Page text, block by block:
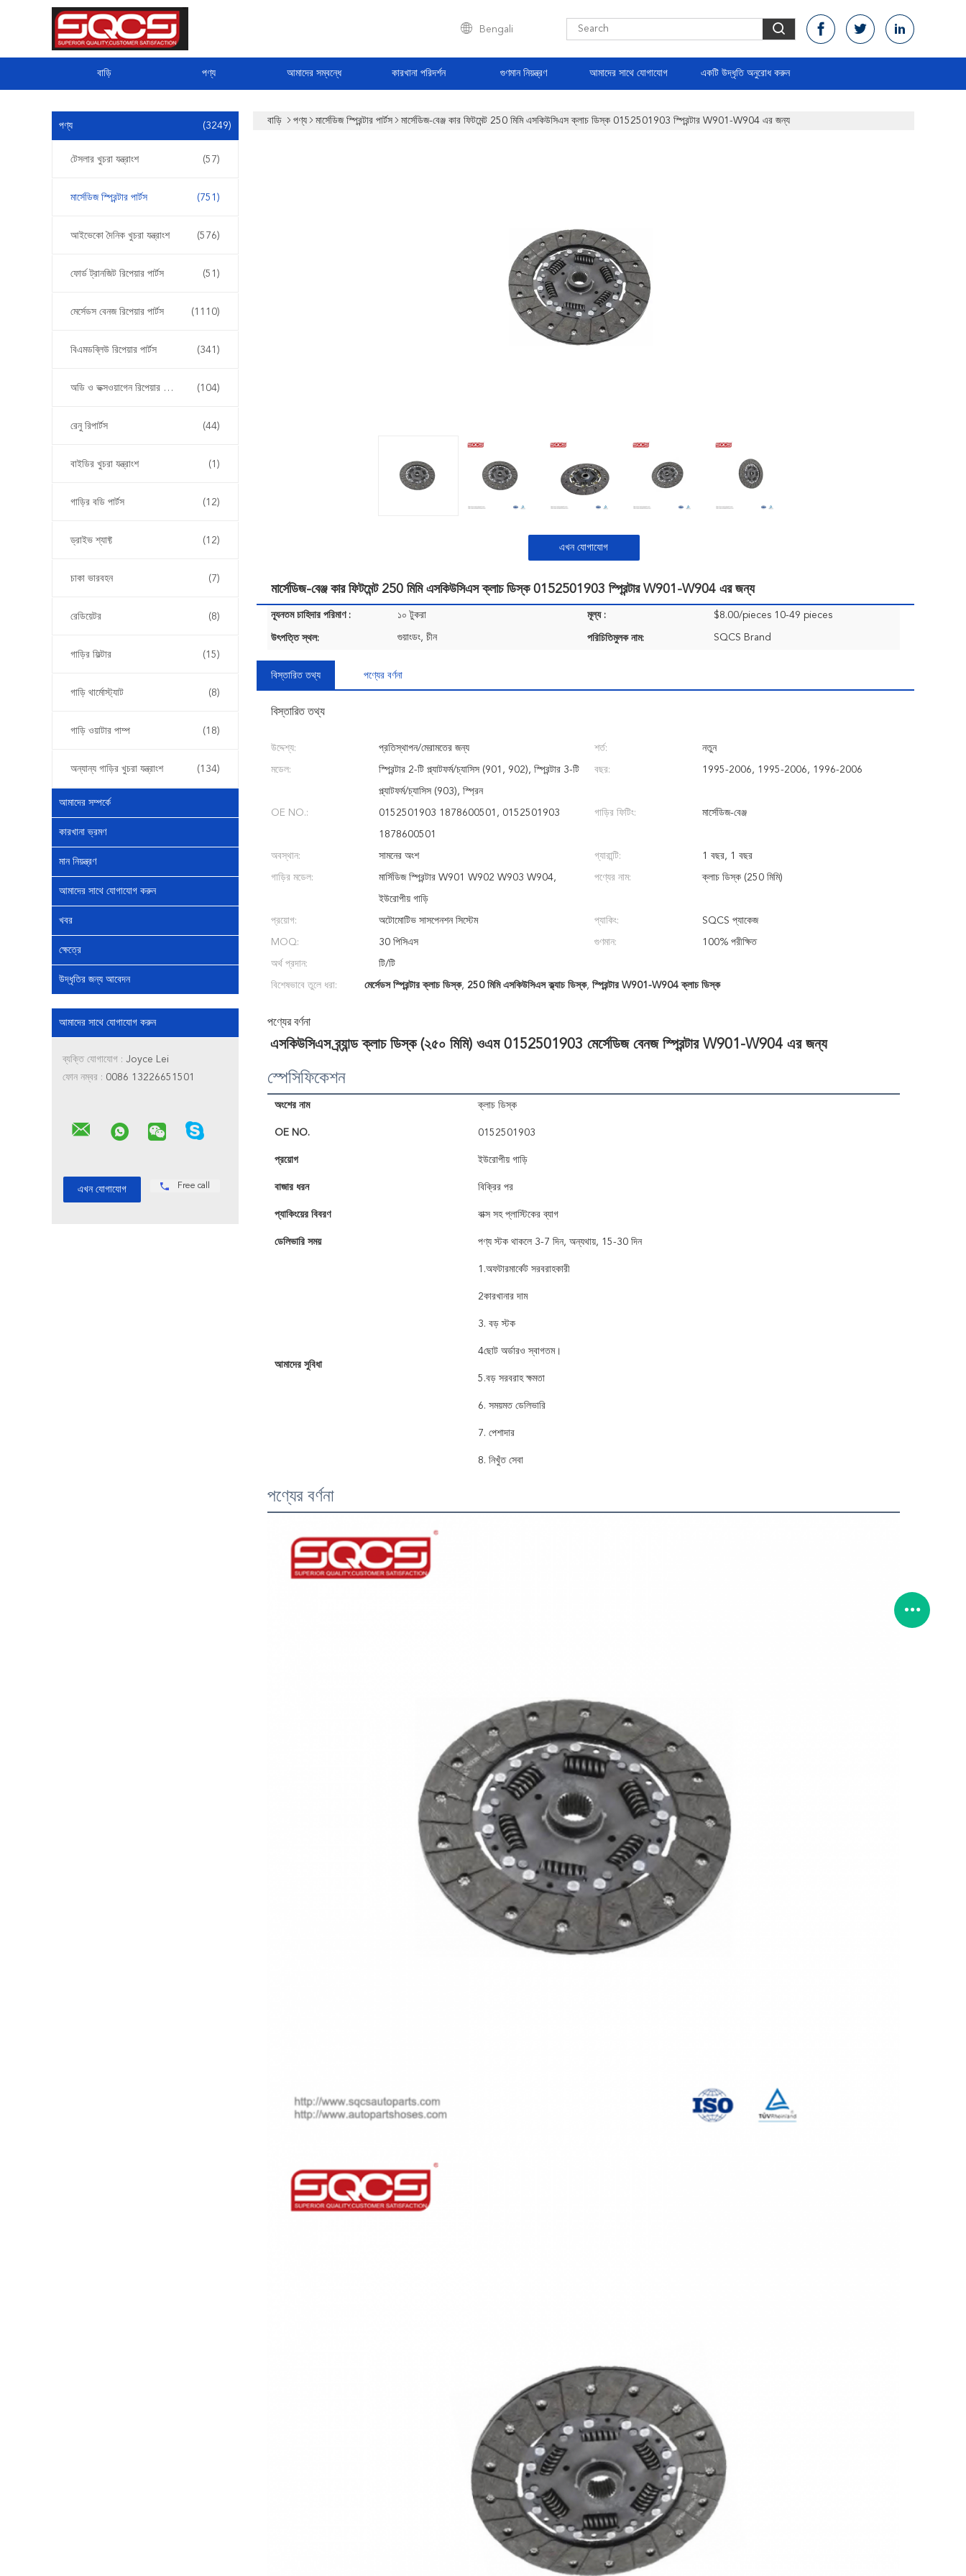
Bengali
বাড়ি পণ্য আমাদের সম্বন্ধে কারখানা পরিদর্শন গুণমান নিয়ন্ত্রণ আমাদের সাথে যোগাযোগ একটি উদ্ধৃতি অনুরোধ করুন
পণ্য (3249)
টেসলার খুচরা যন্ত্রাংশ (57)
মার্সেডিজ স্প্রিন্টার পার্টস (751)
আইভেকো দৈনিক খুচরা যন্ত্রাংশ (576)
ফোর্ড ট্রানজিট রিপেয়ার পার্টস (51)
মের্সেডস বেনজ রিপেয়ার পার্টস (1110)
বিএমডব্লিউ রিপেয়ার পার্টস (341)
অডি ও ভক্সওয়াগেন রিপেয়ার পার্টস (104)
রেনু রিপার্টস (44)
বাইডির খুচরা যন্ত্রাংশ (1)
গাড়ির বডি পার্টস (12)
ড্রাইভ শ্যাফ্ট (12)
চাকা ভারবহন (7)
রেডিয়েটর (8)
গাড়ির ফিল্টার (15)
গাড়ি থার্মোস্ট্যাট (8)
গাড়ি ওয়াটার পাম্প (18)
অন্যান্য গাড়ির খুচরা যন্ত্রাংশ (134)
আমাদের সম্পর্কে
কারখানা ভ্রমণ
মান নিয়ন্ত্রণ
আমাদের সাথে যোগাযোগ করুন
খবর
ক্ষেত্রে
উদ্ধৃতির জন্য আবেদন
আমাদের সাথে যোগাযোগ করুন
ব্যক্তি যোগাযোগ : Joyce Lei
ফোন নম্বর : 0086 13226651501
Free call
বাড়ি পণ্য মার্সেডিজ স্প্রিন্টার পার্টস মার্সেডিজ-বেঞ্জ কার ফিটমেন্ট 250 মিমি এসকিউসিএস ক্লাচ ডিস্ক 0152501903 স্প্রিন্টার W901-W904 এর জন্য
এখন যোগাযোগ
মার্সেডিজ-বেঞ্জ কার ফিটমেন্ট 250 মিমি এসকিউসিএস ক্লাচ ডিস্ক 0152501903 স্প্রিন্টার W901-W904 এর জন্য
ন্যূনতম চাহিদার পরিমাণ : ১০ টুকরা মূল্য : $8.00/pieces 10-49 pieces
উৎপত্তি স্থল: গুয়াংডং, চীন পরিচিতিমুলক নাম: SQCS Brand
বিস্তারিত তথ্য পণ্যের বর্ণনা
বিস্তারিত তথ্য
উদ্দেশ্য: প্রতিস্থাপন/মেরামতের জন্য শর্ত: নতুন
মডেল: স্প্রিন্টার 2-টি প্ল্যাটফর্ম/চ্যাসিস (901, 902), স্প্রিন্টার 3-টি
প্ল্যাটফর্ম/চ্যাসিস (903), স্প্রিন
বছর: 1995-2006, 1995-2006, 1996-2006
OE NO.: 0152501903 1878600501, 0152501903
1878600501
গাড়ির ফিটিং: মার্সেডিজ-বেঞ্জ
অবস্থান: সামনের অংশ গ্যারান্টি: 1 বছর, 1 বছর
গাড়ির মডেল: মার্সিডিজ স্প্রিন্টার W901 W902 W903 W904,
ইউরোপীয় গাড়ি
পণ্যের নাম: ক্লাচ ডিস্ক (250 মিমি)
প্রয়োগ: অটোমোটিভ সাসপেনশন সিস্টেম প্যাকিং: SQCS প্যাকেজ
MOQ: 30 পিসিএস গুণমান: 100% পরীক্ষিত
অর্থ প্রদান: টি/টি
বিশেষভাবে তুলে ধরা: মের্সেডস স্প্রিন্টার ক্লাচ ডিস্ক, 250 মিমি এসকিউসিএস ক্ল্যাচ ডিস্ক, স্প্রিন্টার W901-W904 ক্লাচ ডিস্ক
পণ্যের বর্ণনা
এসকিউসিএস ব্র্যান্ড ক্লাচ ডিস্ক (২৫০ মিমি) ওএম 0152501903 মের্সেডিজ বেনজ স্প্রিন্টার W901-W904 এর জন্য
স্পেসিফিকেশন
অংশের নাম ক্লাচ ডিস্ক
OE NO. 0152501903
প্রয়োগ ইউরোপীয় গাড়ি
বাজার ধরন বিক্রির পর
প্যাকিংয়ের বিবরণ বাক্স সহ প্লাস্টিকের ব্যাগ
ডেলিভারি সময় পণ্য স্টক থাকলে 3-7 দিন, অন্যথায়, 15-30 দিন
আমাদের সুবিধা
1.অফটারমার্কেট সরবরাহকারী
2কারখানার দাম
3. বড় স্টক
4ছোট অর্ডারও স্বাগতম।
5.বড় সরবরাহ ক্ষমতা
6. সময়মত ডেলিভারি
7. পেশাদার
8. নিখুঁত সেবা
পণ্যের বর্ণনা